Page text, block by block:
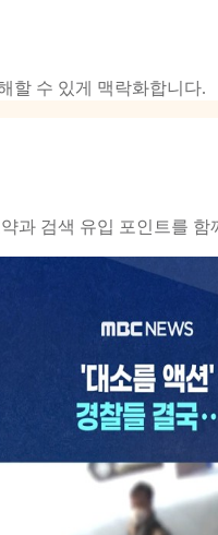
할 수 있게 맥락화합니다.
과 검색 유입 포인트를 함